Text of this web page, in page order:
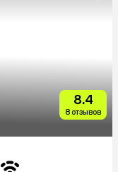
8.4
8 отзывов